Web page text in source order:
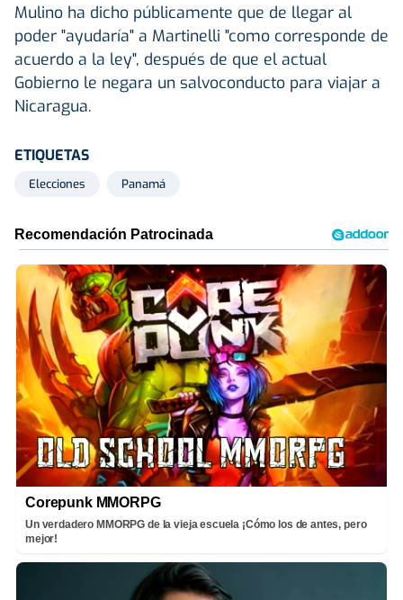
Mulino ha dicho públicamente que de llegar al
poder "ayudaría" a Martinelli "como corresponde de
acuerdo a la ley", después de que el actual
Gobierno le negara un salvoconducto para viajar a
Nicaragua.
ETIQUETAS
Elecciones Panamá
Corepunk MMORPG
Un verdadero MMORPG de la vieja escuela ¡Cómo los de antes, pero
mejor!